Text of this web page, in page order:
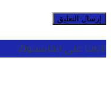
تابعنا على الفايسبوك